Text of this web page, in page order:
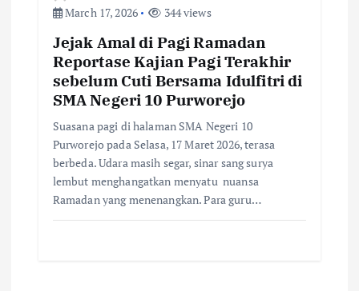
March 17, 2026
344 views
Jejak Amal di Pagi Ramadan
Reportase Kajian Pagi Terakhir
sebelum Cuti Bersama Idulfitri di
SMA Negeri 10 Purworejo
Suasana pagi di halaman SMA Negeri 10
Purworejo pada Selasa, 17 Maret 2026, terasa
berbeda. Udara masih segar, sinar sang surya
lembut menghangatkan menyatu nuansa
Ramadan yang menenangkan. Para guru…